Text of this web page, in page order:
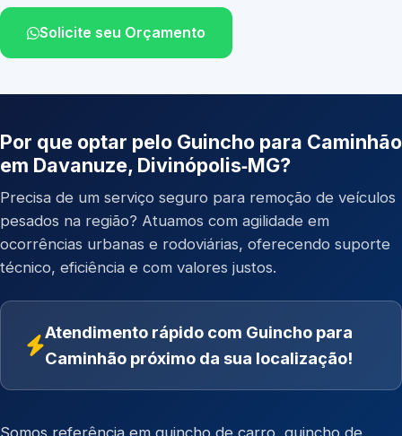
Solicite seu Orçamento
Por que optar pelo Guincho para Caminhão
em Davanuze, Divinópolis‑MG?
Precisa de um serviço seguro para remoção de veículos
pesados na região? Atuamos com agilidade em
ocorrências urbanas e rodoviárias, oferecendo suporte
técnico, eficiência e com valores justos.
Atendimento rápido com Guincho para
Caminhão próximo da sua localização!
Somos referência em guincho de carro guincho de